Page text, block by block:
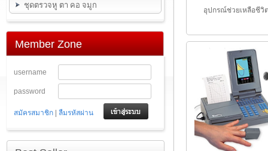
ชุดตรวจหู ตา คอ จมูก
Member Zone
username
password
สมัครสมาชิก | ลืมรหัสผ่าน
อุปกรณ์ช่วยเหลือชีวิ